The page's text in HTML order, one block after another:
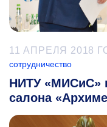
11 АПРЕЛЯ 2018
сотрудничество
НИТУ «МИСиС»
салона